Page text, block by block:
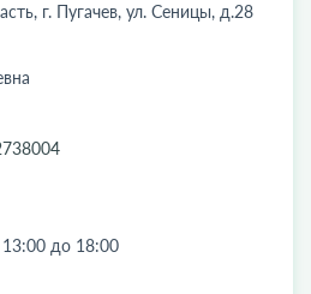
г. Пугачев, ул. Сеницы, д.28
до 18:00